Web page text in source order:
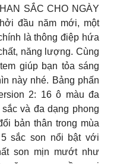
SẮC CHO NGÀY
đầu năm mới, một
là thông điệp hứa
năng lượng. Cùng
giúp bạn tỏa sáng
này nhé. Bảng phấn
2: 16 ô màu đa
và đa dạng phong
bản thân trong mùa
sắc son nổi bật với
son mịn mướt như